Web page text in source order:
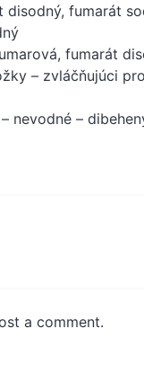
disodný, fumarát
fumarát
– zvláčňujúci
nevodné –
a comment.